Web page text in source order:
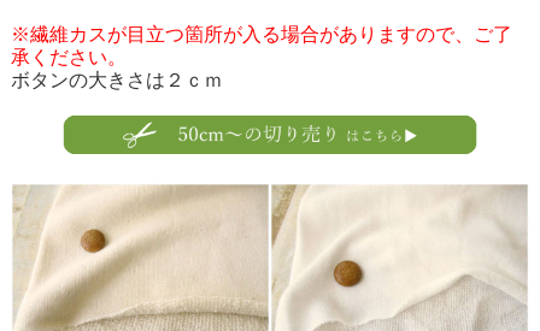
※繊維カスが目立つ箇所が入る場合がありますので、ご了
承ください。
ボタンの大きさは２ｃｍ